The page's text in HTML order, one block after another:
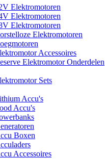
Elektromotoren
Elektromotoren
Elektromotoren
Elektromotoren
Accessoires
Elektromotor Onderdelen
Sets
Accu's
Accu's
Boxen
Accessoires